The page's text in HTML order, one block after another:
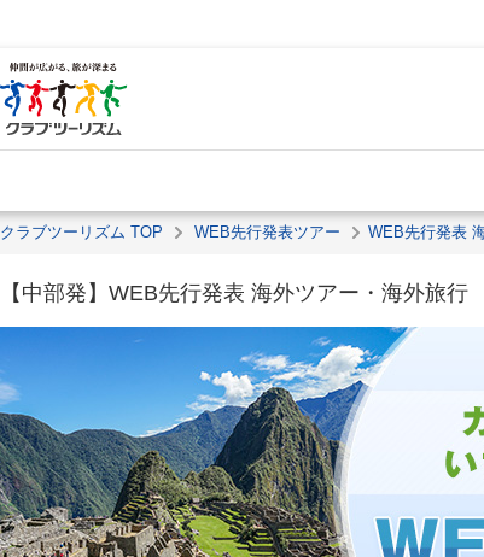
クラブツーリズム TOP WEB先行発表ツアー WEB先行発表
【中部発】WEB先行発表 海外ツアー・海外旅行